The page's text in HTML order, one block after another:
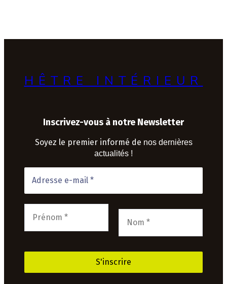
HÊTRE INTÉRIEUR
Inscrivez-vous à notre Newsletter
Soyez le premier informé de nos dernières
actualités !